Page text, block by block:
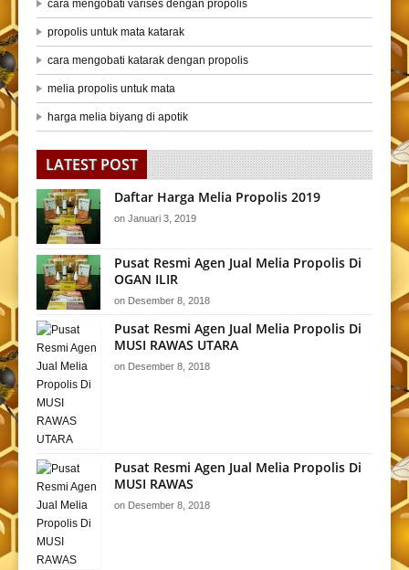
cara mengobati varises dengan propolis
propolis untuk mata katarak
cara mengobati katarak dengan propolis
melia propolis untuk mata
harga melia biyang di apotik
LATEST POST
Daftar Harga Melia Propolis 2019
on Januari 3, 2019
Pusat Resmi Agen Jual Melia Propolis Di
OGAN ILIR
on Desember 8, 2018
Pusat Resmi Agen Jual Melia Propolis Di
MUSI RAWAS UTARA
on Desember 8, 2018
Pusat Resmi Agen Jual Melia Propolis Di
MUSI RAWAS
on Desember 8, 2018